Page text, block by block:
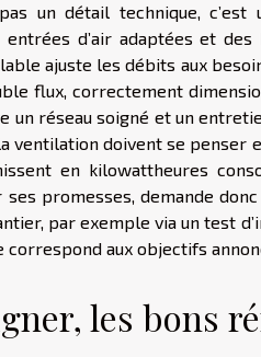
un détail technique,
entrées d’air adaptées et
ajuste les débits aux
flux, correctement
un réseau soigné et un
ventilation doivent se penser
en kilowattheures
promesses, demande
par exemple via un test
aux objectifs
les bons